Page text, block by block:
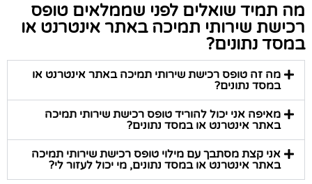
מה תמיד שואלים לפני שממלאים טופס
רכישת שירותי תמיכה באתר אינטרנט או
במסד נתונים?
מה זה טופס רכישת שירותי תמיכה באתר אינטרנט או
במסד נתונים?
מאיפה אני יכול להוריד טופס רכישת שירותי תמיכה
באתר אינטרנט או במסד נתונים?
אני קצת מסתבך עם מילוי טופס רכישת שירותי תמיכה
באתר אינטרנט או במסד נתונים, מי יכול לעזור לי?